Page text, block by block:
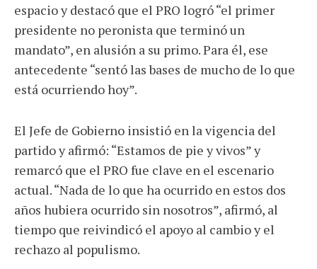
espacio y destacó que el PRO logró “el primer
presidente no peronista que terminó un
mandato”, en alusión a su primo. Para él, ese
antecedente “sentó las bases de mucho de lo que
está ocurriendo hoy”.
El Jefe de Gobierno insistió en la vigencia del
partido y afirmó: “Estamos de pie y vivos” y
remarcó que el PRO fue clave en el escenario
actual. “Nada de lo que ha ocurrido en estos dos
años hubiera ocurrido sin nosotros”, afirmó, al
tiempo que reivindicó el apoyo al cambio y el
rechazo al populismo.